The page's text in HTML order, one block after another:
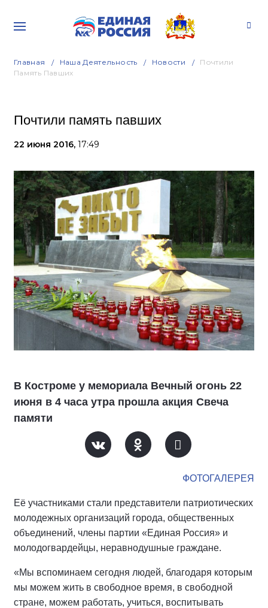
Главная Наша Деятельность Новости
Почтили
Память Павших
Почтили память павших
22 июня 2016, 17:49
В Костроме у мемориала Вечный огонь 22
июня в 4 часа утра прошла акция Свеча
памяти
ФОТОГАЛЕРЕЯ
Её участниками стали представители патриотических
молодежных организаций города, общественных
объединений, члены партии «Единая Россия» и
молодогвардейцы, неравнодушные граждане.
«Мы вспоминаем сегодня людей, благодаря которым
мы можем жить в свободное время, в свободной
стране, можем работать, учиться, воспитывать